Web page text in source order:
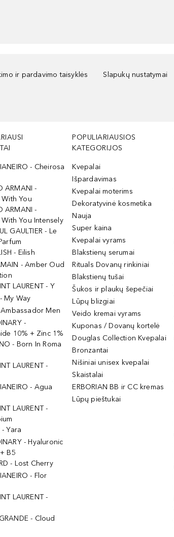
ir pardavimo taisyklės Slapukų nustatymai
- Cheirosa
ARMANI -
You
ARMANI -
You Intensely
GAULTIER - Le
- Eilish
- Amber Oud
LAURENT - Y
My Way
Men
-
10% + Zinc 1%
- Born In Roma
LAURENT -
- Agua
LAURENT -
- Yara
- Hyaluronic
B5
- Lost Cherry
- Flor
LAURENT -
- Cloud
POPULIARIAUSIOS
KATEGORIJOS
Kvepalai
Išpardavimas
Kvepalai moterims
Dekoratyvinė kosmetika
Nauja
Super kaina
Kvepalai vyrams
Blakstienų serumai
Rituals Dovanų rinkiniai
Blakstienų tušai
Šukos ir plaukų šepečiai
Lūpų blizgiai
Veido kremai vyrams
Kuponas / Dovanų kortelė
Douglas Collection Kvepalai
Bronzantai
Nišiniai unisex kvepalai
Skaistalai
ERBORIAN BB ir CC kremas
Lūpų pieštukai